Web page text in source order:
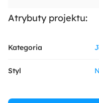
Atrybuty projektu:
Kategoria
Styl